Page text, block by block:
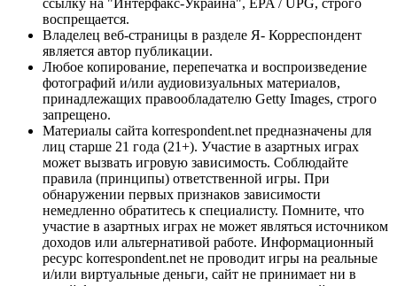
воспрещается.
Владелец веб-страницы в разделе Я- Корреспондент
является автор публикации.
Любое копирование, перепечатка и воспроизведение
фотографий и/или аудиовизуальных материалов,
принадлежащих правообладателю Getty Images, строго
запрещено.
Материалы сайта korrespondent.net предназначены для
лиц старше 21 года (21+). Участие в азартных играх
может вызвать игровую зависимость. Соблюдайте
правила (принципы) ответственной игры. При
обнаружении первых признаков зависимости
немедленно обратитесь к специалисту. Помните, что
участие в азартных играх не может являться источником
доходов или альтернативой работе. Информационный
ресурс korrespondent.net не проводит игры на реальные
и/или виртуальные деньги, сайт не принимает ни в